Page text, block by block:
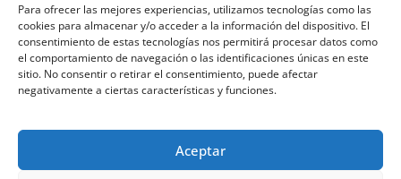
Para ofrecer las mejores experiencias, utilizamos tecnologías como las
cookies para almacenar y/o acceder a la información del dispositivo. El
consentimiento de estas tecnologías nos permitirá procesar datos como
el comportamiento de navegación o las identificaciones únicas en este
sitio. No consentir o retirar el consentimiento, puede afectar
negativamente a ciertas características y funciones.
Aceptar
Aviso Legal●Política de Privacidad●Política de
Cookies●Configuración de Cookies ● Mapa del
Sitio ● Declaración de Accesibilidad